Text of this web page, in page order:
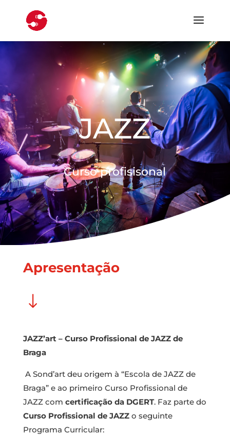
JAZZ
Curso profisisonal
Apresentação
"
JAZZ’art – Curso Profissional de JAZZ de
Braga
A Sond’art deu origem à “Escola de JAZZ de
Braga” e ao primeiro Curso Profissional de
JAZZ com certificação da DGERT. Faz parte do
Curso Profissional de JAZZo seguinte
Programa Curricular: